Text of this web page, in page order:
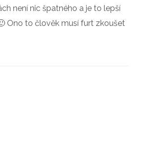
není nic špatného a je to lepší
Ono to člověk musí furt zkoušet